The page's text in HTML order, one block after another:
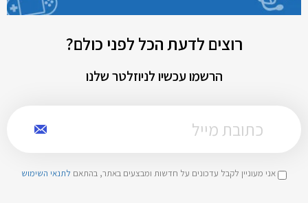
רוצים לדעת הכל לפני כולם?
הרשמו עכשיו לניוזלטר שלנו
אני מעוניין לקבל עדכונים על חדשות ומבצעים באתר, בהתאם לתנאי השימוש